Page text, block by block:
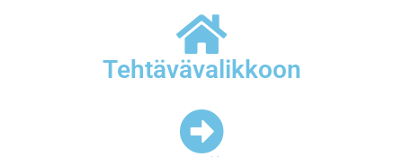
Tehtävävalikkoon